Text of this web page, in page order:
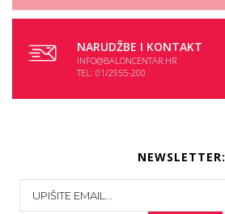
NARUDŽBE I KONTAKT
INFO@BALONCENTAR.HR
TEL: 01/2955-200
NEWSLETTER: